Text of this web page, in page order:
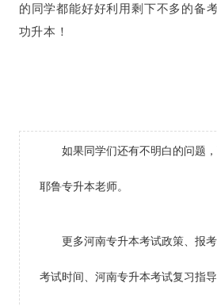
的同学都能好好利用剩下不多的备
功升本！
如果同学们还有不明白的问题
耶鲁专升本老师。
更多河南专升本考试政策、报
考试时间、河南专升本考试复习指